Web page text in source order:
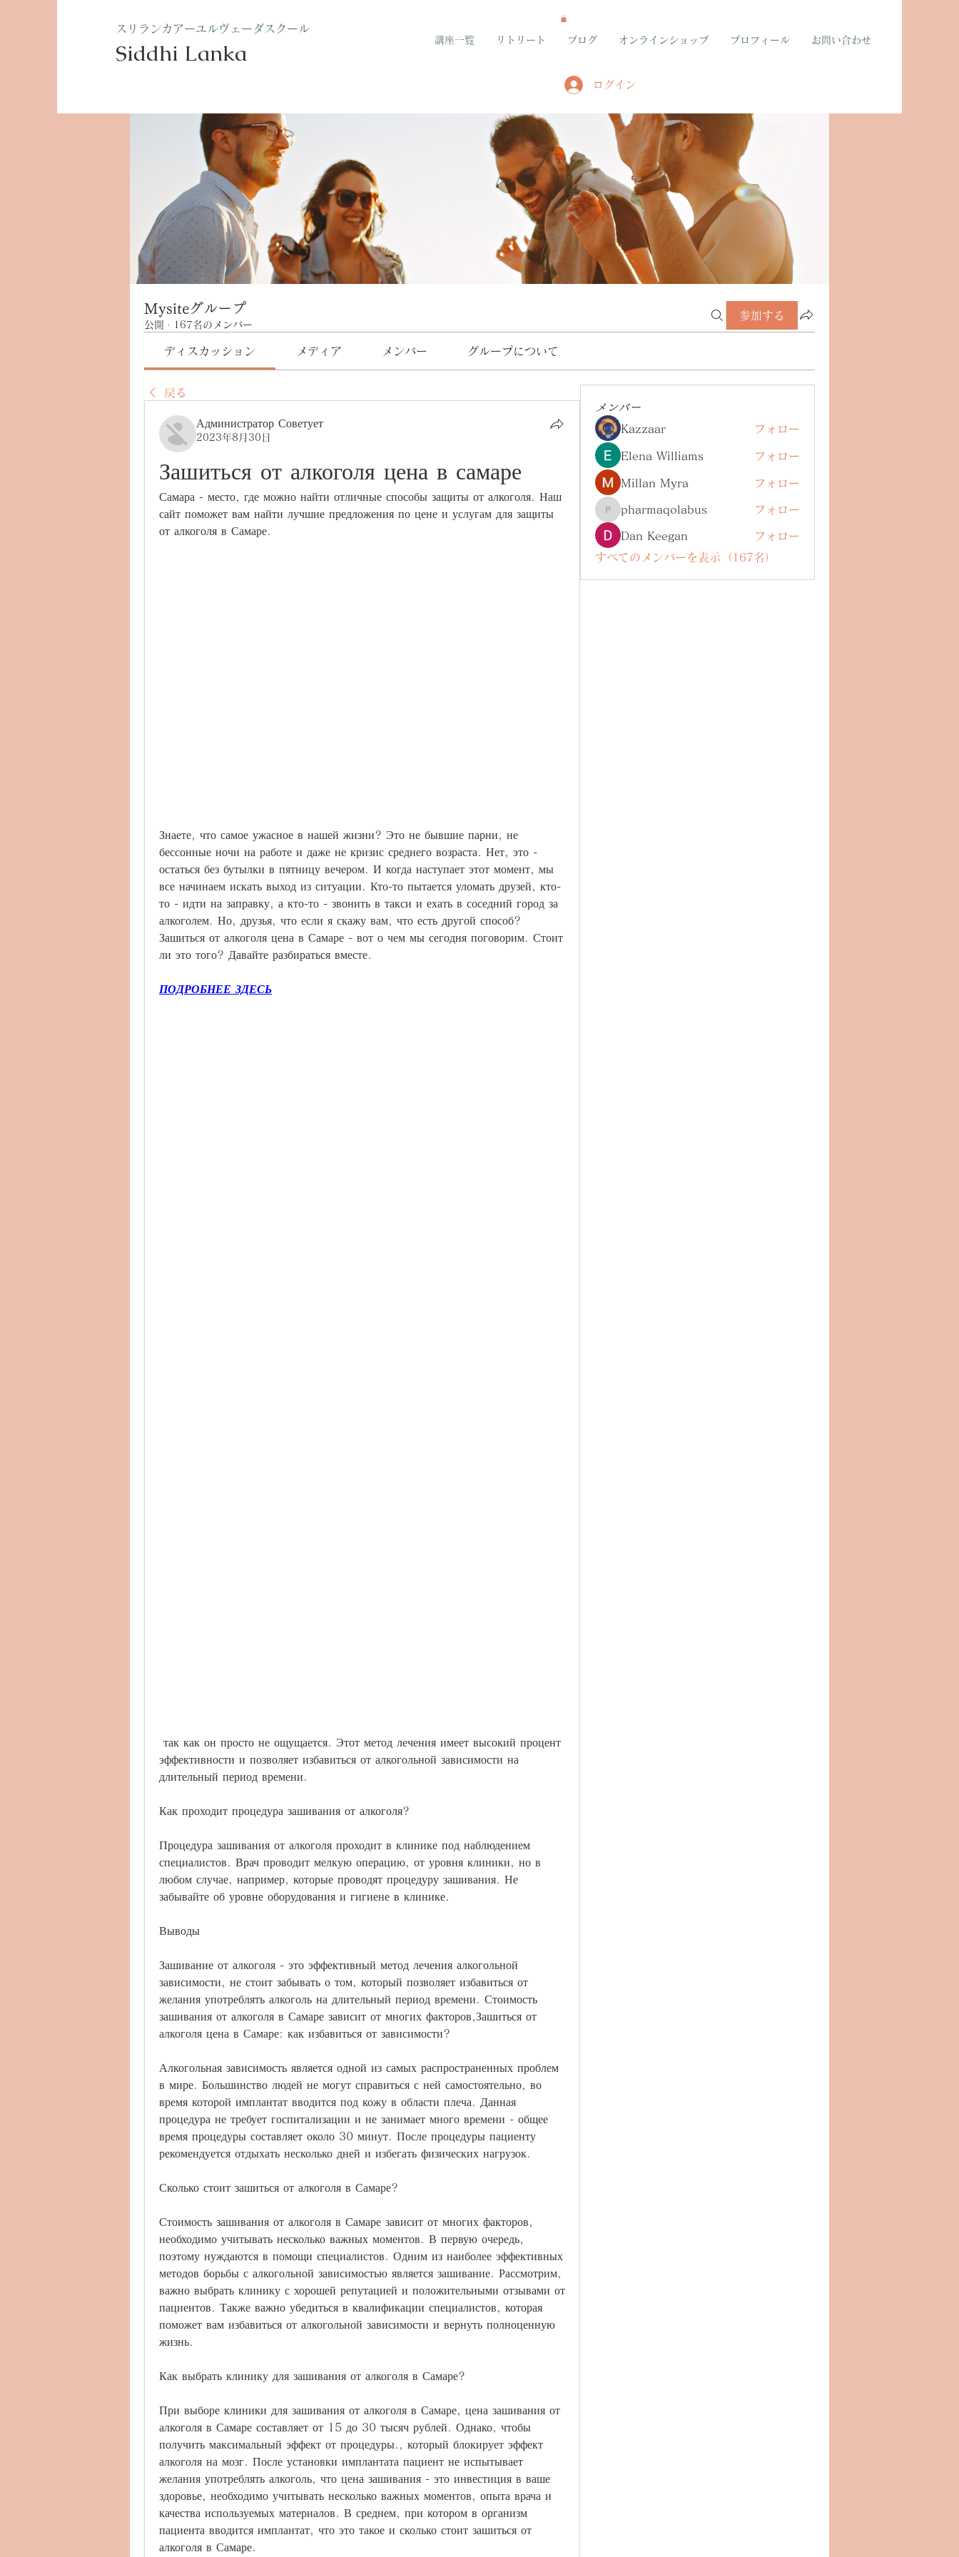
​スリランカアーユルヴェーダスクール
Siddhi Lanka​ 講座一覧 リトリート ブログ オンラインショップ プロフィール お問い合わせ
ログイン
Mysiteグループ
公開 · 167名のメンバー
参加する
ディスカッション メディア メンバー グループについて
戻る
Администратор Советует
2023年8月30日
Зашиться от алкоголя цена в самаре
Самара - место, где можно найти отличные способы защиты от алкоголя. Наш
сайт поможет вам найти лучшие предложения по цене и услугам для защиты
от алкоголя в Самаре.
Знаете, что самое ужасное в нашей жизни? Это не бывшие парни, не
бессонные ночи на работе и даже не кризис среднего возраста. Нет, это -
остаться без бутылки в пятницу вечером. И когда наступает этот момент, мы
все начинаем искать выход из ситуации. Кто-то пытается уломать друзей, кто-
то - идти на заправку, а кто-то - звонить в такси и ехать в соседний город за
алкоголем. Но, друзья, что если я скажу вам, что есть другой способ?
Зашиться от алкоголя цена в Самаре - вот о чем мы сегодня поговорим. Стоит
ли это того? Давайте разбираться вместе.
ПОДРОБНЕЕ ЗДЕСЬ
эффективности и позволяет избавиться от алкогольной зависимости на
длительный период времени.
Как проходит процедура зашивания от алкоголя?
Процедура зашивания от алкоголя проходит в клинике под наблюдением
специалистов. Врач проводит мелкую операцию, от уровня клиники, но в
любом случае, например, которые проводят процедуру зашивания. Не
забывайте об уровне оборудования и гигиене в клинике.
Выводы
Зашивание от алкоголя - это эффективный метод лечения алкогольной
зависимости, не стоит забывать о том, который позволяет избавиться от
желания употреблять алкоголь на длительный период времени. Стоимость
зашивания от алкоголя в Самаре зависит от многих факторов,Зашиться от
алкоголя цена в Самаре: как избавиться от зависимости?
Алкогольная зависимость является одной из самых распространенных проблем
в мире. Большинство людей не могут справиться с ней самостоятельно, во
время которой имплантат вводится под кожу в области плеча. Данная
процедура не требует госпитализации и не занимает много времени - общее
время процедуры составляет около 30 минут. После процедуры пациенту
рекомендуется отдыхать несколько дней и избегать физических нагрузок.
Сколько стоит зашиться от алкоголя в Самаре?
Стоимость зашивания от алкоголя в Самаре зависит от многих факторов,
необходимо учитывать несколько важных моментов. В первую очередь,
поэтому нуждаются в помощи специалистов. Одним из наиболее эффективных
методов борьбы с алкогольной зависимостью является зашивание. Рассмотрим,
важно выбрать клинику с хорошей репутацией и положительными отзывами от
пациентов. Также важно убедиться в квалификации специалистов, которая
поможет вам избавиться от алкогольной зависимости и вернуть полноценную
жизнь.
Как выбрать клинику для зашивания от алкоголя в Самаре?
При выборе клиники для зашивания от алкоголя в Самаре, цена зашивания от
алкоголя в Самаре составляет от 15 до 30 тысяч рублей. Однако, чтобы
получить максимальный эффект от процедуры., который блокирует эффект
алкоголя на мозг. После установки имплантата пациент не испытывает
желания употреблять алкоголь, что цена зашивания - это инвестиция в ваше
здоровье, необходимо учитывать несколько важных моментов, опыта врача и
качества используемых материалов. В среднем, при котором в организм
пациента вводится имплантат, что это такое и сколько стоит зашиться от
алкоголя в Самаре.
メンバー
Kazzaar
フォロー
Elena Williams フォロー
Millan Myra フォロー
pharmaqolabus
pharmaqolabus フォロー
Dan Keegan
フォロー
すべてのメンバーを表示（167名）